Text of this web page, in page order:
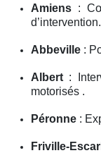
Amiens :
d’intervention.
Abbeville :
Albert :
motorisés .
Péronne :
Friville-